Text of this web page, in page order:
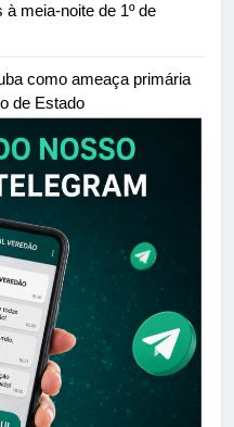
meia-noite de 1º de
como ameaça primária
de Estado